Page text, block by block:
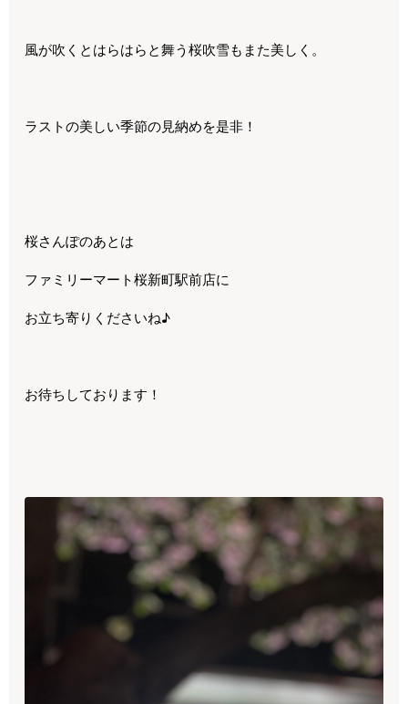
風が吹くとはらはらと舞う桜吹雪もまた美しく。
ラストの美しい季節の見納めを是非！
桜さんぽのあとは
ファミリーマート桜新町駅前店に
お立ち寄りくださいね♪
お待ちしております！